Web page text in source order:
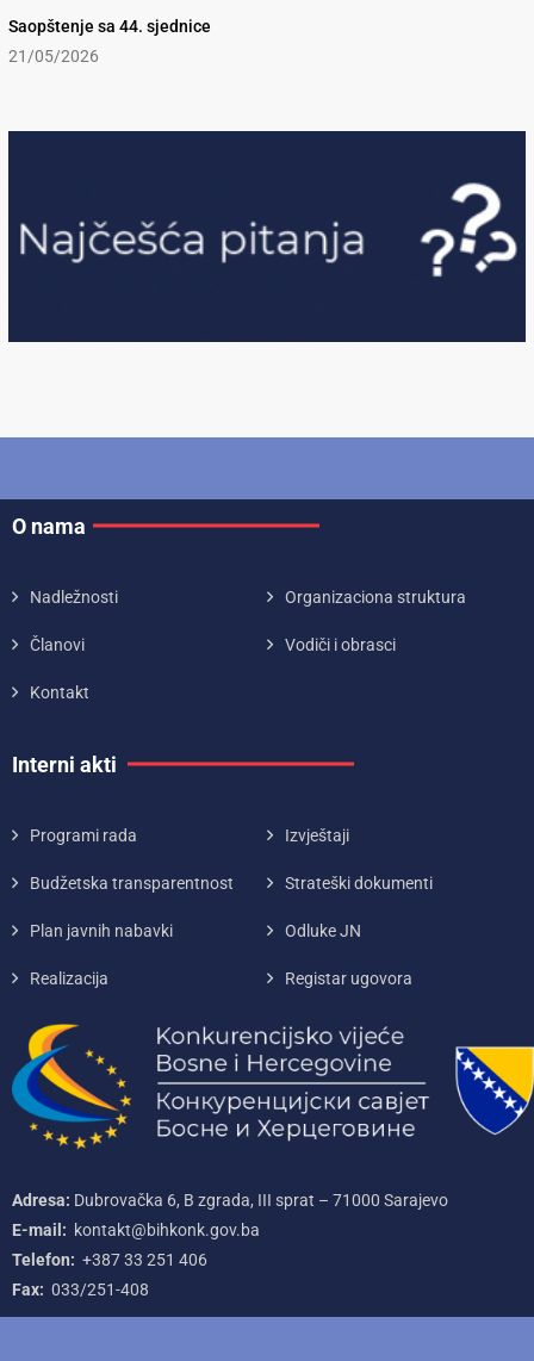
Saopštenje sa 44. sjednice
21/05/2026
O nama
Nadležnosti Organizaciona struktura
Članovi Vodiči i obrasci
Kontakt
Interni akti
Programi rada Izvještaji
Budžetska transparentnost Strateški dokumenti
Plan javnih nabavki Odluke JN
Realizacija Registar ugovora
Adresa: Dubrovačka 6, B zgrada, III sprat – 71000‌ Sarajevo
E-mail: kontakt@bihkonk.gov.ba
Telefon: +387‌ 33‌ 251‌ 406
Fax: 033/251-408